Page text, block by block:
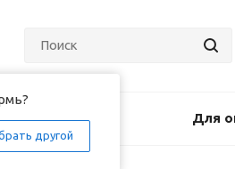
другой
Доставка Для